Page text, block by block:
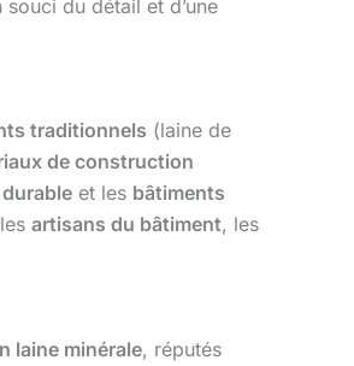
du détail et d’une
traditionnels (laine de
de construction
et les bâtiments
artisans du bâtiment, les
laine minérale, réputés